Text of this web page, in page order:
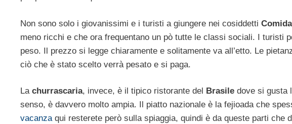
Non sono solo i giovanissimi e i turisti a giungere nei cosiddetti
meno ricchi e che ora frequentano un pò tutte le classi sociali. I turisti
peso. Il prezzo si legge chiaramente e solitamente va all’etto. Le
ciò che è stato scelto verrà pesato e si paga.
La churrascaria, invece, è il tipico ristorante del Brasile dove si gusta
senso, è davvero molto ampia. Il piatto nazionale è la fejioada che
vacanzaqui resterete però sulla spiaggia, quindi è da queste parti che